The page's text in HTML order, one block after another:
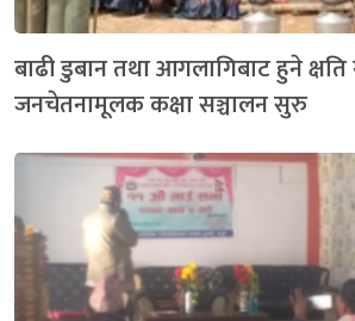
बाढी डुबान तथा आगलागिबाट हुने
जनचेतनामूलक कक्षा सञ्चालन सुरु